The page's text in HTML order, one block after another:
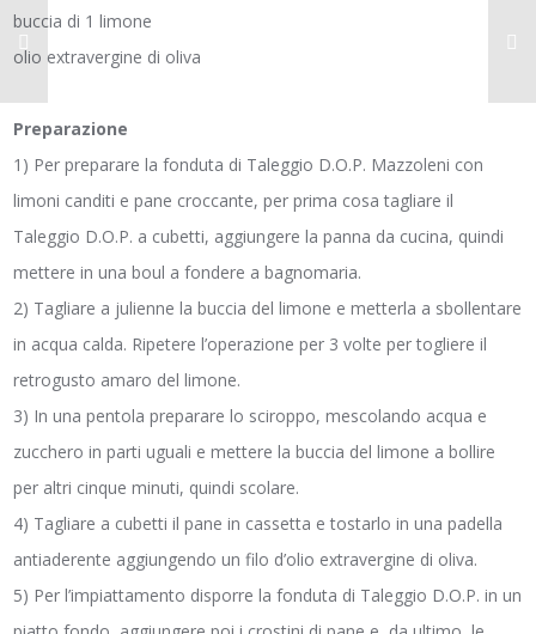
buccia di 1 limone
olio extravergine di oliva
Preparazione
1) Per preparare la fonduta di Taleggio D.O.P. Mazzoleni con
limoni canditi e pane croccante, per prima cosa tagliare il
Taleggio D.O.P. a cubetti, aggiungere la panna da cucina, quindi
mettere in una boul a fondere a bagnomaria.
2) Tagliare a julienne la buccia del limone e metterla a sbollentare
in acqua calda. Ripetere l’operazione per 3 volte per togliere il
retrogusto amaro del limone.
3) In una pentola preparare lo sciroppo, mescolando acqua e
zucchero in parti uguali e mettere la buccia del limone a bollire
per altri cinque minuti, quindi scolare.
4) Tagliare a cubetti il pane in cassetta e tostarlo in una padella
antiaderente aggiungendo un filo d’olio extravergine di oliva.
5) Per l’impiattamento disporre la fonduta di Taleggio D.O.P. in un